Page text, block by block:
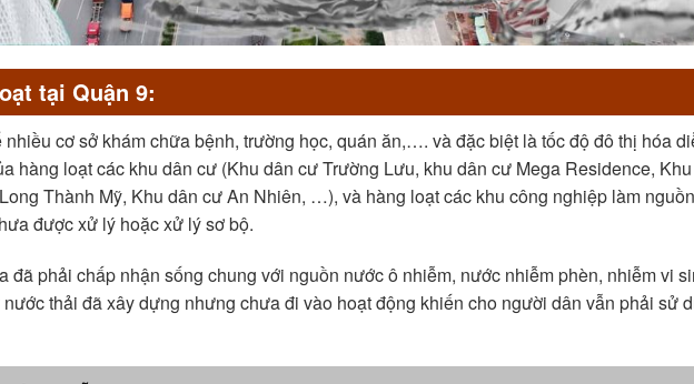
tại Quận 9:
cơ sở khám chữa bệnh, trường học, quán ăn,…. và đặc biệt là tốc độ đô thị hóa
hàng loạt các khu dân cư (Khu dân cư Trường Lưu, khu dân cư Mega Residence,
Thành Mỹ, Khu dân cư An Nhiên, …), và hàng loạt các khu công nghiệp làm
được xử lý hoặc xử lý sơ bộ.
đã phải chấp nhận sống chung với nguồn nước ô nhiễm, nước nhiễm phèn, nhiễm vi
thải đã xây dựng nhưng chưa đi vào hoạt động khiến cho người dân vẫn phải sử